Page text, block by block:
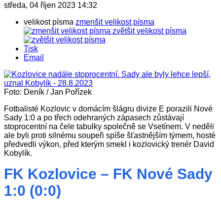
středa, 04 říjen 2023 14:32
velikost písma zmenšit velikost písma
zvětšit velikost písma
Tisk
Email
Foto: Deník / Jan Pořízek
Fotbalisté Kozlovic v domácím šlágru divize E porazili Nové
Sady 1:0 a po třech odehraných zápasech zůstávají
stoprocentní na čele tabulky společně se Vsetínem. V neděli
ale byli proti silnému soupeři spíše šťastnějším týmem, hosté
předvedli výkon, před kterým smekl i kozlovický trenér David
Kobylík.
FK Kozlovice – FK Nové Sady
1:0 (0:0)